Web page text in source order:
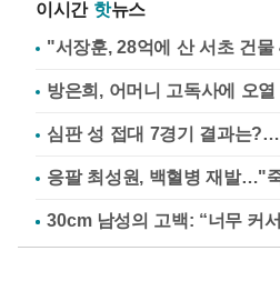
이시간 핫뉴스
"서장훈, 28억에 산 서초 건
방은희, 어머니 고독사에 오
심판 성 접대 7경기 결과는
응팔 최성원, 백혈병 재발…"